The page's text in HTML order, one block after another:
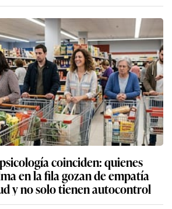
coinciden: quienes
en la fila gozan de empatía
y no solo tienen autocontrol